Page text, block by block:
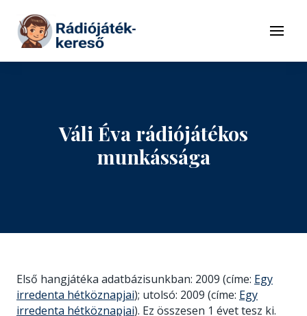
Tovább a tartalomhoz
Menü
Váli Éva rádiójátékos
munkássága
Első hangjátéka adatbázisunkban: 2009 (címe: Egy
irredenta hétköznapjai); utolsó: 2009 (címe: Egy
irredenta hétköznapjai). Ez összesen 1 évet tesz ki.